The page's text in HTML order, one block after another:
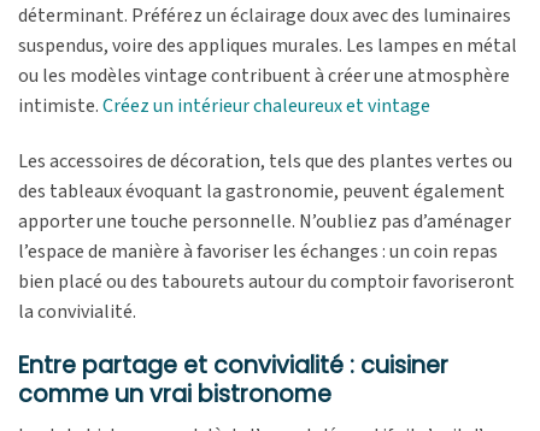
déterminant. Préférez un éclairage doux avec des luminaires
suspendus, voire des appliques murales. Les lampes en métal
ou les modèles vintage contribuent à créer une atmosphère
intimiste.Créez un intérieur chaleureux et vintage
Les accessoires de décoration, tels que des plantes vertes ou
des tableaux évoquant la gastronomie, peuvent également
apporter une touche personnelle. N’oubliez pas d’aménager
l’espace de manière à favoriser les échanges : un coin repas
bien placé ou des tabourets autour du comptoir favoriseront
la convivialité.
Entre partage et convivialité : cuisiner
comme un vrai bistronome